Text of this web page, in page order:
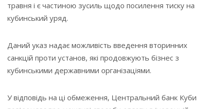
травня і є частиною зусиль щодо посилення тиску на
кубинський уряд.
Даний указ надає можливість введення вторинних
санкцій проти установ, які продовжують бізнес з
кубинськими державними організаціями.
У відповідь на ці обмеження, Центральний банк Куби